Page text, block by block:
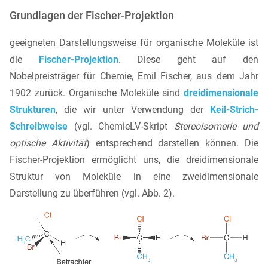
Grundlagen der Fischer-Projektion
geeigneten Darstellungsweise für organische Moleküle ist
die Fischer-Projektion. Diese geht auf den
Nobelpreisträger für Chemie, Emil Fischer, aus dem Jahr
1902 zurück. Organische Moleküle sind dreidimensionale
Strukturen, die wir unter Verwendung der Keil-Strich-
Schreibweise (vgl. ChemieLV-Skript Stereoisomerie und
optische Aktivität) entsprechend darstellen können. Die
Fischer-Projektion ermöglicht uns, die dreidimensionale
Struktur von Moleküle in eine zweidimensionale
Darstellung zu überführen (vgl. Abb. 2).